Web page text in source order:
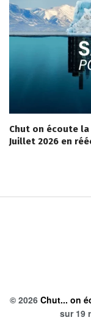
Chut on écoute
Juillet 2026 en
© 2026 Chut... on
sur 19